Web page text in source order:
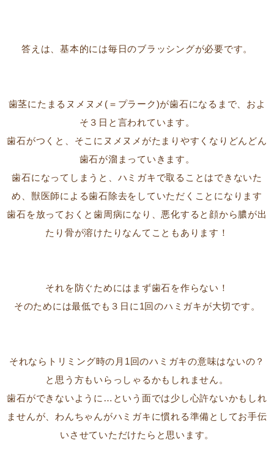
答えは、基本的には毎日のブラッシングが必要です。
歯茎にたまるヌメヌメ(＝プラーク)が歯石になるまで、およ
そ３日と言われています。
歯石がつくと、そこにヌメヌメがたまりやすくなりどんどん
歯石が溜まっていきます。
歯石になってしまうと、ハミガキで取ることはできないた
め、獣医師による歯石除去をしていただくことになります
歯石を放っておくと歯周病になり、悪化すると顔から膿が出
たり骨が溶けたりなんてこともあります！
それを防ぐためにはまず歯石を作らない！
そのためには最低でも３日に1回のハミガキが大切です。
それならトリミング時の月1回のハミガキの意味はないの？
と思う方もいらっしゃるかもしれません。
歯石ができないように…という面では少し心許ないかもしれ
ませんが、わんちゃんがハミガキに慣れる準備としてお手伝
いさせていただけたらと思います。